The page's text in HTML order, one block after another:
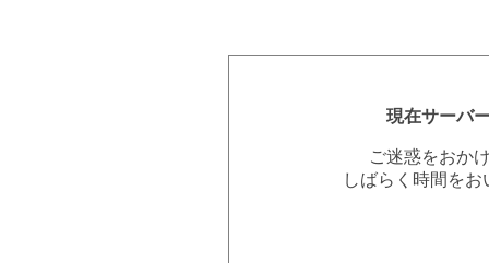
現在サーバ
ご迷惑をおか
しばらく時間を